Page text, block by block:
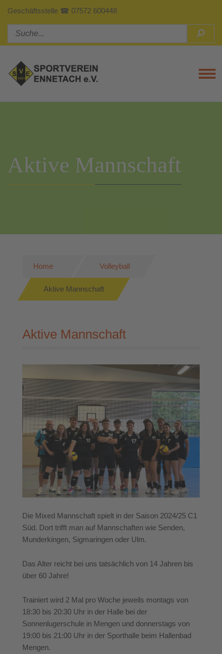
Geschäftsstelle ☎ 07572 600448
Aktive Mannschaft
Home Volleyball
Aktive Mannschaft
Aktive Mannschaft
Die Mixed Mannschaft spielt in der Saison 2024/25 C1
Süd. Dort trifft man auf Mannschaften wie Senden,
Munderkingen, Sigmaringen oder Ulm.
Das Alter reicht bei uns tatsächlich von 14 Jahren bis
über 60 Jahre!
Trainiert wird 2 Mal pro Woche jeweils montags von
18:30 bis 20:30 Uhr in der Halle bei der
Sonnenlugerschule in Mengen und donnerstags von
19:00 bis 21:00 Uhr in der Sporthalle beim Hallenbad
Mengen.